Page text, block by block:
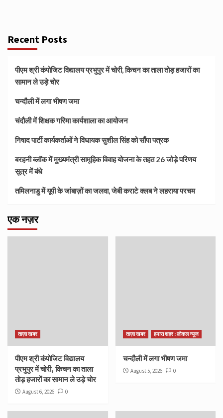
Recent Posts
पीएम श्री कंपोजिट विद्यालय प्रभुपुर में चोरी, किचन का ताला तोड़ हजारों का
सामान ले उड़े चोर
चन्दौली में लगा भीषण जमा
चंदौली में शिक्षक गरिमा कार्यशाला का आयोजन
निषाद पार्टी कार्यकर्ताओं ने विधायक सुशील सिंह को सौंपा पत्रक
बरहनी ब्लॉक में मुख्यमंत्री सामूहिक विवाह योजना के तहत 26 जोड़े परिणय
सूत्र में बंधे
तमिलनाडु में यूपी के जांबाज़ों का जलवा, जेबी कराटे क्लब ने लहराया परचम
एक नज़र
ताज़ा खबर
पीएम श्री कंपोजिट विद्यालय
प्रभुपुर में चोरी, किचन का ताला
तोड़ हजारों का सामान ले उड़े चोर
August 6, 2026 0
ताज़ा खबर हमारा शहर : लोकल न्यूज
चन्दौली में लगा भीषण जमा
August 5, 2026 0